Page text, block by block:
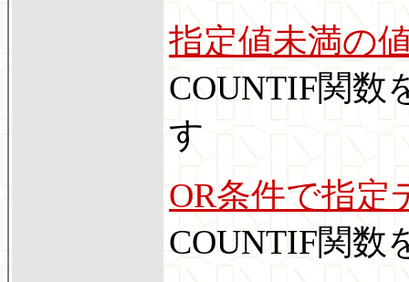
指定値未満の
COUNTIF関数
す
OR条件で指定
COUNTIF関数